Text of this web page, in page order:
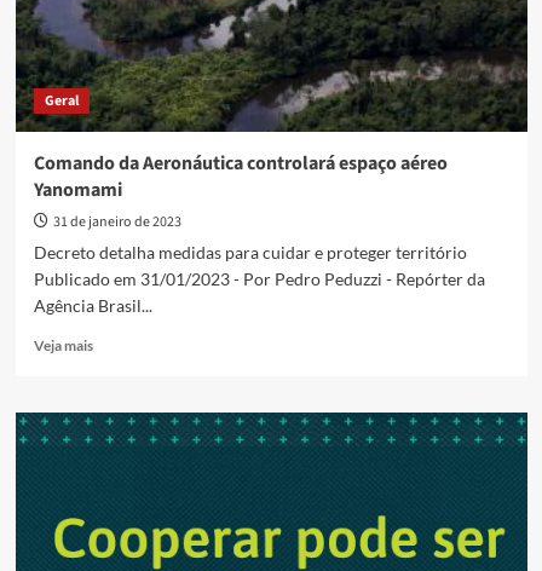
Geral
Comando da Aeronáutica controlará espaço aéreo
Yanomami
31 de janeiro de 2023
Decreto detalha medidas para cuidar e proteger território
Publicado em 31/01/2023 - Por Pedro Peduzzi - Repórter da
Agência Brasil...
Veja maisRead
Comando
aéreo
Yanomami